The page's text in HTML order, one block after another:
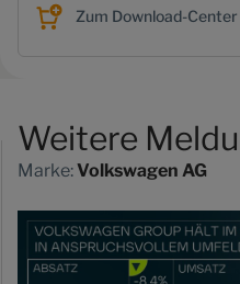
Zum Download-
Weitere
Marke:Volkswagen AG